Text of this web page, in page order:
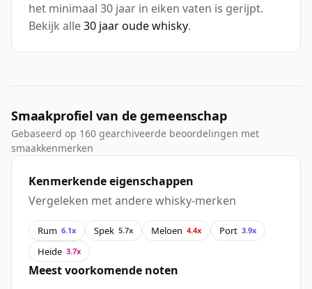
het minimaal 30 jaar in eiken vaten is gerijpt.
Bekijk alle30 jaar oude whisky.
Smaakprofiel van de gemeenschap
Gebaseerd op 160 gearchiveerde beoordelingen met
smaakkenmerken
Kenmerkende eigenschappen
Vergeleken met andere whisky-merken
Rum 6.1x Spek 5.7x Meloen 4.4x Port 3.9x
Heide 3.7x
Meest voorkomende noten